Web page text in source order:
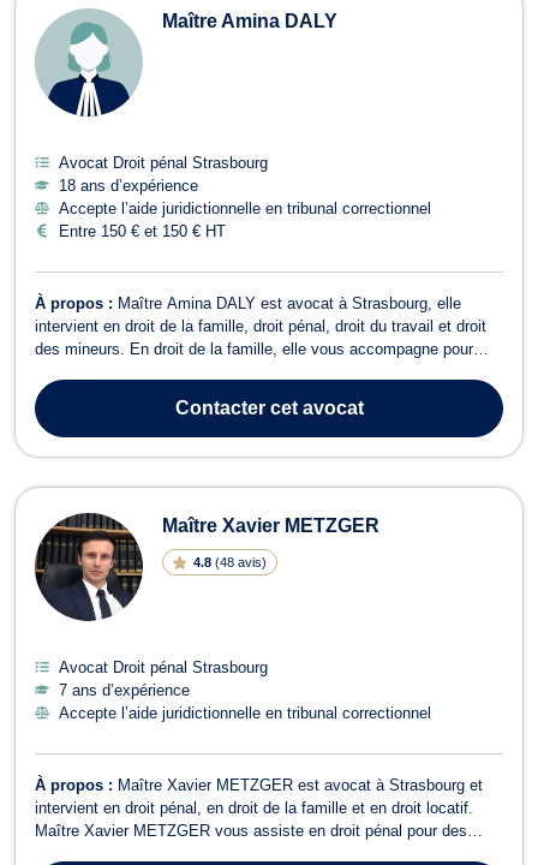
Maître Amina DALY
Avocat Droit pénal Strasbourg
18 ans d’expérience
Accepte l’aide juridictionnelle en tribunal correctionnel
Entre 150 € et 150 € HT
À propos : Maître Amina DALY est avocat à Strasbourg, elle
intervient en droit de la famille, droit pénal, droit du travail et droit
des mineurs. En droit de la famille, elle vous accompagne pour
de successions entre ayants droit, de la liquidation des indivisions,
de...
Contactercet avocat
Maître Xavier METZGER
4.8 (48 avis)
Avocat Droit pénal Strasbourg
7 ans d’expérience
Accepte l’aide juridictionnelle en tribunal correctionnel
À propos : Maître Xavier METZGER est avocat à Strasbourg et
intervient en droit pénal, en droit de la famille et en droit locatif.
Maître Xavier METZGER vous assiste en droit pénal pour des